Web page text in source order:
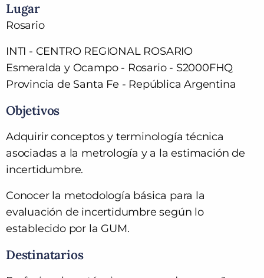
Lugar
Rosario
INTI - CENTRO REGIONAL ROSARIO
Esmeralda y Ocampo - Rosario - S2000FHQ
Provincia de Santa Fe - República Argentina
Objetivos
Adquirir conceptos y terminología técnica
asociadas a la metrología y a la estimación de
incertidumbre.
Conocer la metodología básica para la
evaluación de incertidumbre según lo
establecido por la GUM.
Destinatarios